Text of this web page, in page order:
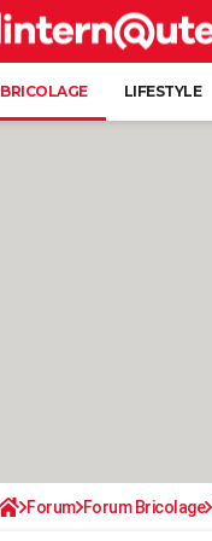
BRICOLAGE LIFESTYLE
Forum Forum Bricolage